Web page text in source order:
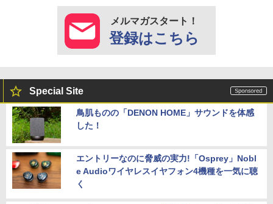
メルマガスタート！
登録はこちら
Special Site
鳥肌ものの「DENON HOME」サウンドを体感
した！
エントリーなのに脅威の実力!「Osprey」Nobl
e Audioワイヤレスイヤフォン4機種を一気に聴
く